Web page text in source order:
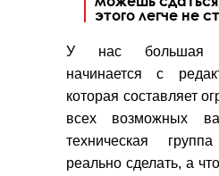
этого легче не
У нас большая
начинается с
которая составляет
всех возможных
техническая
реально сделать, а